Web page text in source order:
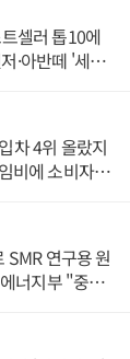
셀러 톱10에
·아반떼 '세단
차 4위 올랐지
비에 소비자
연구용 원
너지부 "중요